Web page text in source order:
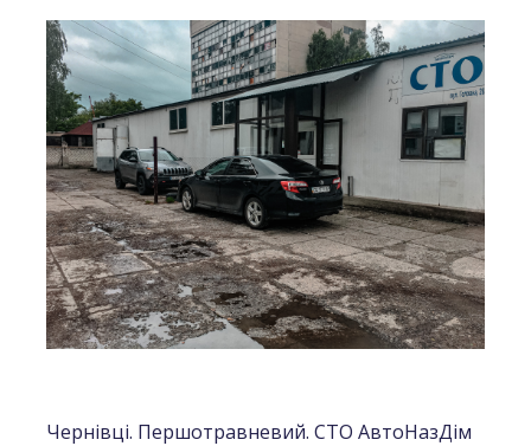
Чернівці. Першотравневий. СТО АвтоНазДім